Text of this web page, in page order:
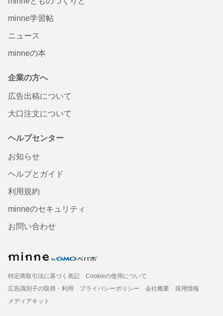
minne学習帖
ニュース
minneの本
企業の方へ
広告出稿について
大口注文について
ヘルプセンター
お知らせ
ヘルプとガイド
利用規約
minneのセキュリティ
お問い合わせ
特定商取引法に基づく表記
Cookieの使用について
広告識別子の取得・利用
プライバシーポリシー 会社概要
採用情報
メディアキット